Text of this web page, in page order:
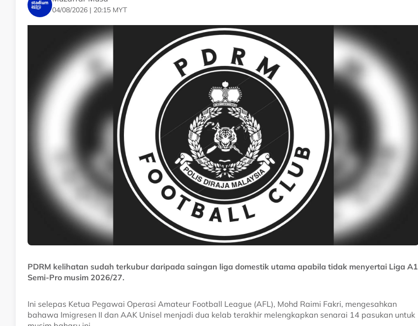
04/08/2026 | 20:15 MYT
PDRM kelihatan sudah terkubur daripada saingan liga domestik utama apabila tidak menyertai Liga A1
Semi-Pro musim 2026/27.
Ini selepas Ketua Pegawai Operasi Amateur Football League (AFL), Mohd Raimi Fakri, mengesahkan
bahawa Imigresen II dan AAK Unisel menjadi dua kelab terakhir melengkapkan senarai 14 pasukan untuk